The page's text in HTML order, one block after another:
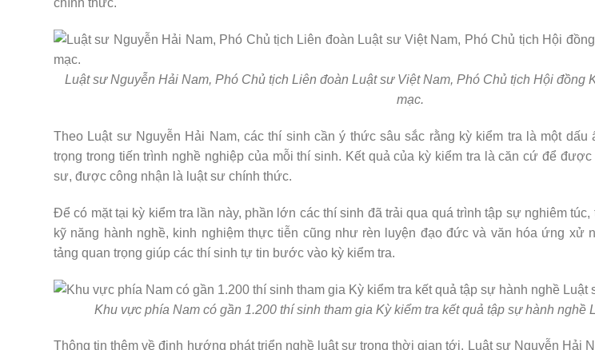
chính thức.
Luật sư Nguyễn Hải Nam, Phó Chủ tịch Liên đoàn Luật sư Việt Nam, Phó Chủ tịch Hội đồng
mạc.
Theo Luật sư Nguyễn Hải Nam, các thí sinh cần ý thức sâu sắc rằng kỳ kiểm tra là một dấu
trọng trong tiến trình nghề nghiệp của mỗi thí sinh. Kết quả của kỳ kiểm tra là căn cứ để
sư, được công nhận là luật sư chính thức.
Để có mặt tại kỳ kiểm tra lần này, phần lớn các thí sinh đã trải qua quá trình tập sự nghiêm
kỹ năng hành nghề, kinh nghiệm thực tiễn cũng như rèn luyện đạo đức và văn hóa ứng xử
tảng quan trọng giúp các thí sinh tự tin bước vào kỳ kiểm tra.
Khu vực phía Nam có gần 1.200 thí sinh tham gia Kỳ kiểm tra kết quả tập sự hành nghề
Thông tin thêm về định hướng phát triển nghề luật sư trong thời gian tới, Luật sư Nguyễn Hải